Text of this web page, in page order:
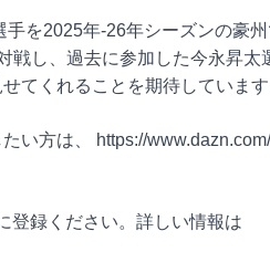
を2025年-26年シーズンの豪
し、過去に参加した今永昇太
てくれることを期待しています
い方は、 https://
登録ください。詳しい情報は